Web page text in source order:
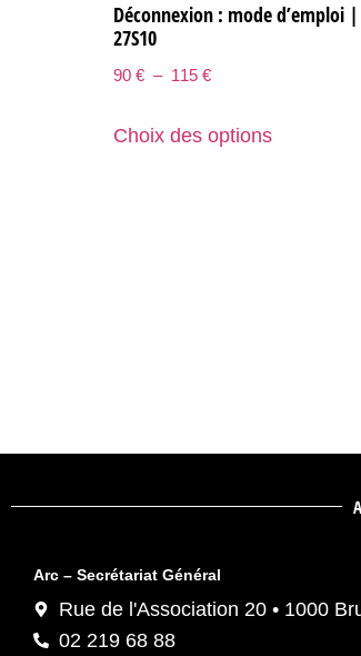
Déconnexion : mode d’emploi |
27S10
90 € – 115 €
Choix des options
Arc – Secrétariat Général
Rue de l'Association 20 • 1000
02 219 68 88